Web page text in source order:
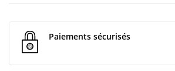
Paiements sécurisés